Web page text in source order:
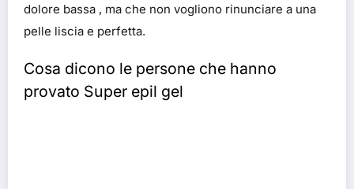
dolore bassa , ma che non vogliono rinunciare a una
pelle liscia e perfetta.
Cosa dicono le persone che hanno
provato Super epil gel